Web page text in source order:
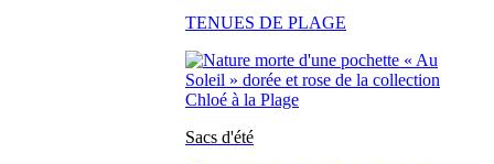
TENUES DE PLAGE
Sacs d'été